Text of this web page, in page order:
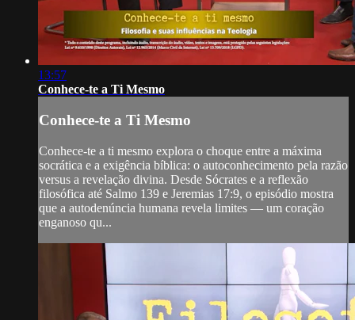
13:57
Conhece-te a Ti Mesmo
Conhece-te a Ti Mesmo
Conhece-te a ti mesmo explora o choque entre a máxima
socrática e a exigência bíblica: o autoconhecimento pela razão
versus a revelação divina. Desde Sócrates e a reflexão
filosófica até Salmo 139 e Jeremias 17:9, o episódio mostra
que a autodenúncia humana revela limites — um coração
enganoso qu...